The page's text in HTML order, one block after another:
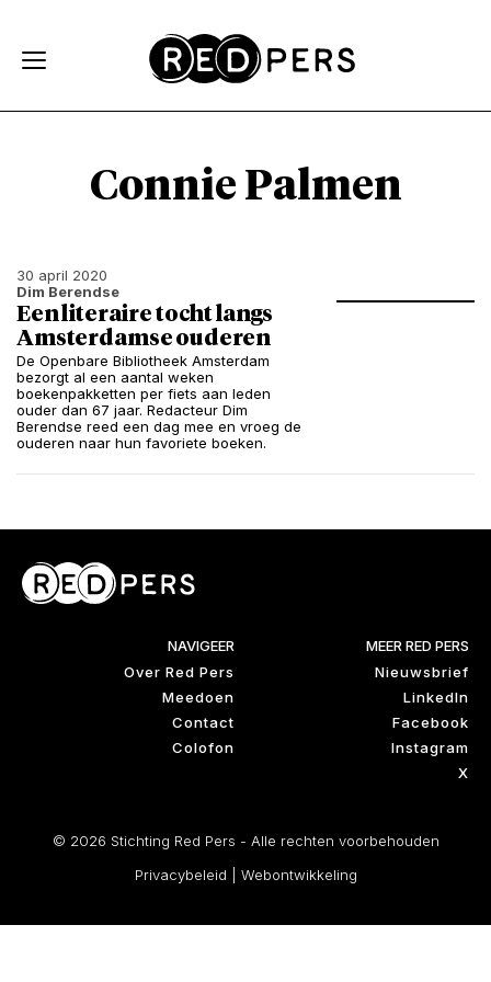
Connie Palmen
30 april 2020
Dim Berendse
Een literaire tocht langs
Amsterdamse ouderen
De Openbare Bibliotheek Amsterdam
bezorgt al een aantal weken
boekenpakketten per fiets aan leden
ouder dan 67 jaar. Redacteur Dim
Berendse reed een dag mee en vroeg de
ouderen naar hun favoriete boeken.
NAVIGEER
Over Red Pers
Meedoen
Contact
Colofon
MEER RED PERS
Nieuwsbrief
LinkedIn
Facebook
Instagram
X
© 2026 Stichting Red Pers - Alle rechten voorbehouden
Privacybeleid
Webontwikkeling